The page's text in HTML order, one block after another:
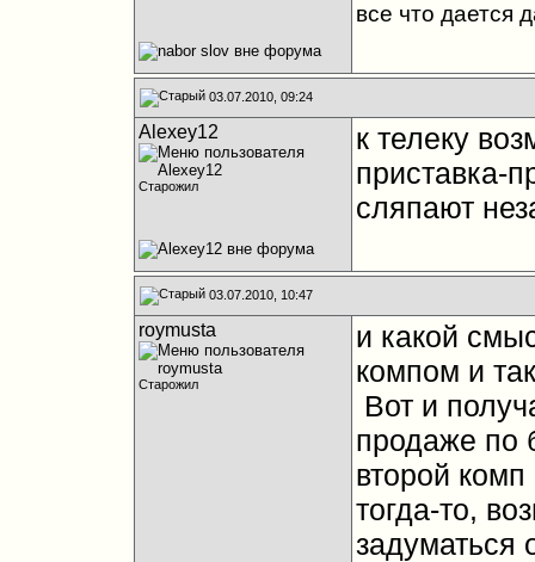
все что дается
03.07.2010, 09:24
Alexey12
Старожил
к телеку
приставка-
сляпают
03.07.2010, 10:47
roymusta
Старожил
и какой
компом и
Вот и
продаже по
второй комп
тогда-то,
задуматься